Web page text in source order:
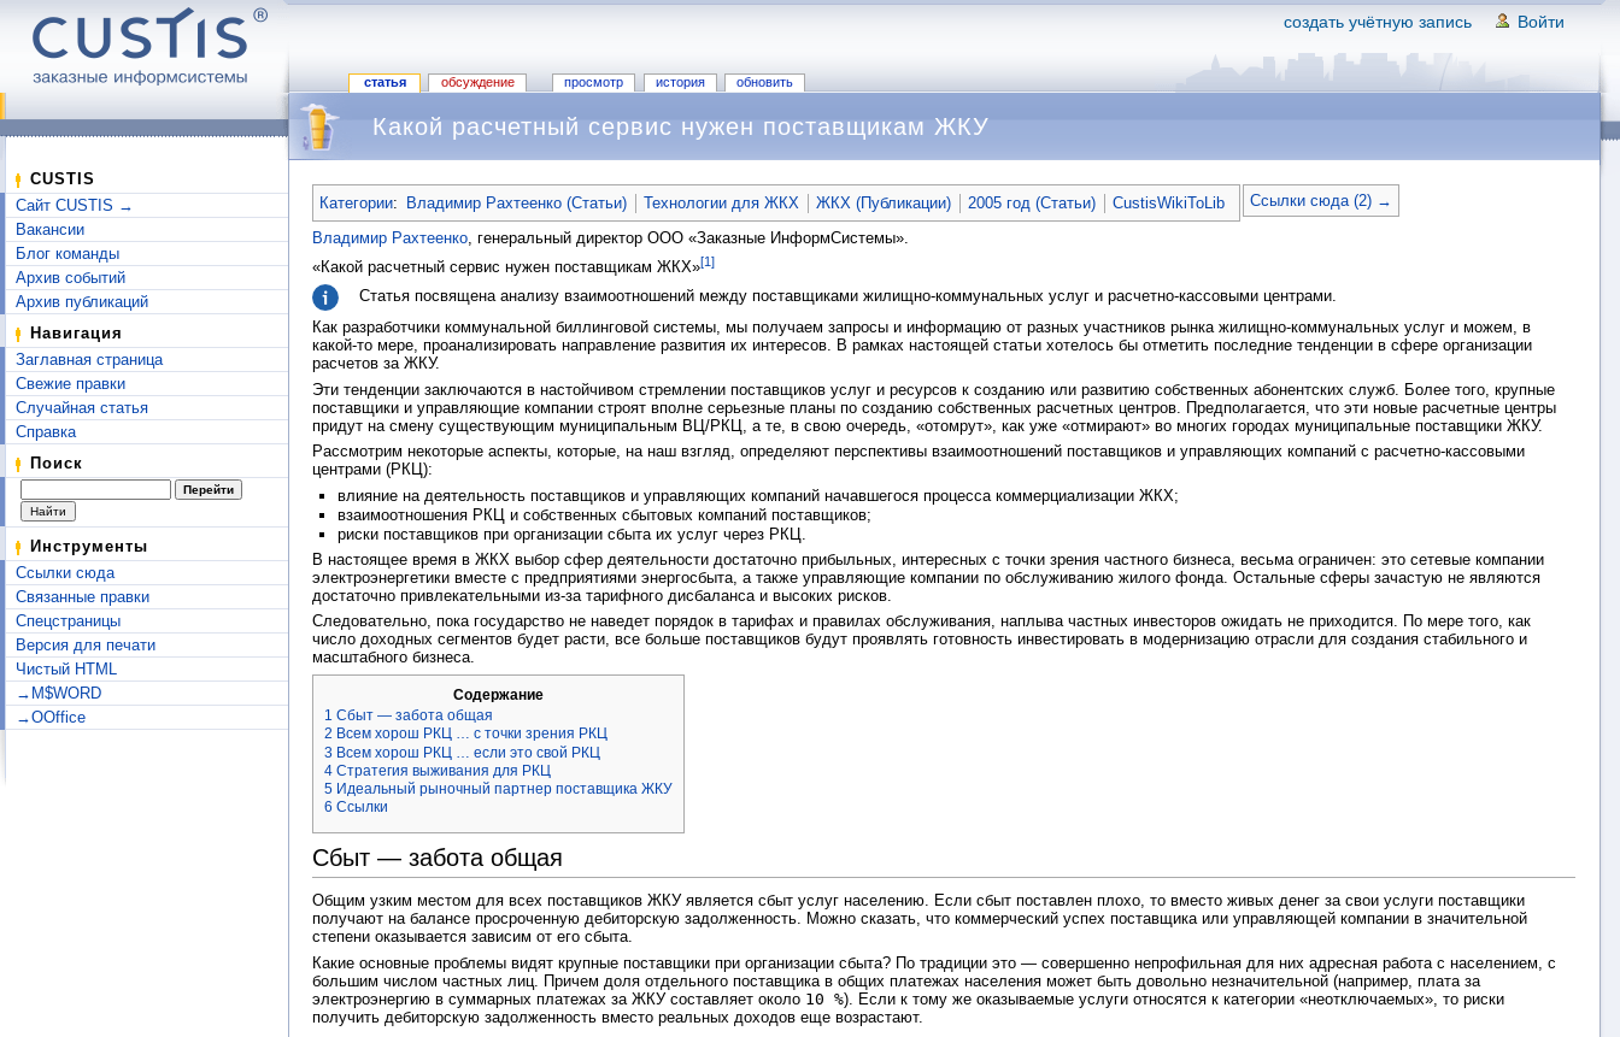
создать учётную запись Войти
статья обсуждение просмотр история обновить
CUSTIS
Сайт CUSTIS →
Вакансии
Блог команды
Архив событий
Архив публикаций
Навигация
Заглавная страница
Свежие правки
Случайная статья
Справка
Поиск
Инструменты
Ссылки сюда
Связанные правки
Спецстраницы
Версия для печати
Чистый HTML
→M$WORD
→OOffice
Какой расчетный сервис нужен поставщикам ЖКУ
Категории: Владимир Рахтеенко (Статьи) Технологии для ЖКХ ЖКХ (Публикации) 2005 год (Статьи) CustisWikiToLib Ссылки сюда (2) →
Владимир Рахтеенко, генеральный директор ООО «Заказные ИнформСистемы».
«Какой расчетный сервис нужен поставщикам ЖКХ»[1]
Статья посвящена анализу взаимоотношений между поставщиками жилищно-коммунальных услуг и расчетно-кассовыми центрами.
Как разработчики коммунальной биллинговой системы, мы получаем запросы и информацию от разных участников рынка жилищно-коммунальных услуг и можем, в
какой-то мере, проанализировать направление развития их интересов. В рамках настоящей статьи хотелось бы отметить последние тенденции в сфере организации
расчетов за ЖКУ.
Эти тенденции заключаются в настойчивом стремлении поставщиков услуг и ресурсов к созданию или развитию собственных абонентских служб. Более того, крупные
поставщики и управляющие компании строят вполне серьезные планы по созданию собственных расчетных центров. Предполагается, что эти новые расчетные центры
придут на смену существующим муниципальным ВЦ/РКЦ, а те, в свою очередь, «отомрут», как уже «отмирают» во многих городах муниципальные поставщики ЖКУ.
Рассмотрим некоторые аспекты, которые, на наш взгляд, определяют перспективы взаимоотношений поставщиков и управляющих компаний с расчетно-кассовыми
центрами (РКЦ):
влияние на деятельность поставщиков и управляющих компаний начавшегося процесса коммерциализации ЖКХ;
взаимоотношения РКЦ и собственных сбытовых компаний поставщиков;
риски поставщиков при организации сбыта их услуг через РКЦ.
В настоящее время в ЖКХ выбор сфер деятельности достаточно прибыльных, интересных с точки зрения частного бизнеса, весьма ограничен: это сетевые компании
электроэнергетики вместе с предприятиями энергосбыта, а также управляющие компании по обслуживанию жилого фонда. Остальные сферы зачастую не являются
достаточно привлекательными из-за тарифного дисбаланса и высоких рисков.
Следовательно, пока государство не наведет порядок в тарифах и правилах обслуживания, наплыва частных инвесторов ожидать не приходится. По мере того, как
число доходных сегментов будет расти, все больше поставщиков будут проявлять готовность инвестировать в модернизацию отрасли для создания стабильного и
масштабного бизнеса.
Содержание
1 Сбыт — забота общая
2 Всем хорош РКЦ … с точки зрения РКЦ
3 Всем хорош РКЦ … если это свой РКЦ
4 Стратегия выживания для РКЦ
5 Идеальный рыночный партнер поставщика ЖКУ
6 Ссылки
Сбыт — забота общая
Общим узким местом для всех поставщиков ЖКУ является сбыт услуг населению. Если сбыт поставлен плохо, то вместо живых денег за свои услуги поставщики
получают на балансе просроченную дебиторскую задолженность. Можно сказать, что коммерческий успех поставщика или управляющей компании в значительной
степени оказывается зависим от его сбыта.
Какие основные проблемы видят крупные поставщики при организации сбыта? По традиции это — совершенно непрофильная для них адресная работа с населением, с
большим числом частных лиц. Причем доля отдельного поставщика в общих платежах населения может быть довольно незначительной (например, плата за
электроэнергию в суммарных платежах за ЖКУ составляет около 10 %). Если к тому же оказываемые услуги относятся к категории «неотключаемых», то риски
получить дебиторскую задолженность вместо реальных доходов еще возрастают.